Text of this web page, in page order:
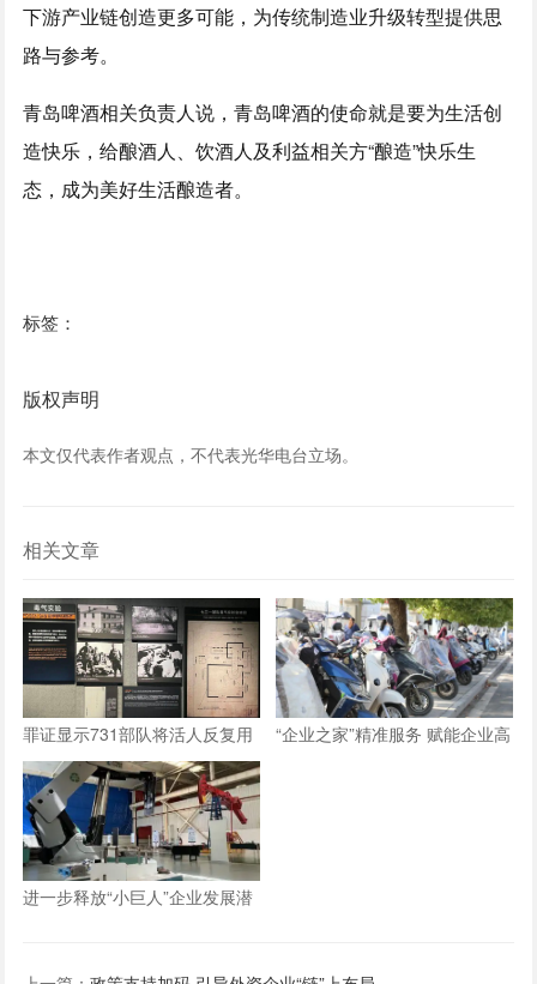
下游产业链创造更多可能，为传统制造业升级转型提供思
路与参考。
青岛啤酒相关负责人说，青岛啤酒的使命就是要为生活创
造快乐，给酿酒人、饮酒人及利益相关方“酿造”快乐生
态，成为美好生活酿造者。
标签：
版权声明
本文仅代表作者观点，不代表光华电台立场。
相关文章
罪证显示731部队将活人反复用
于毒剂实验直至死亡
“企业之家”精准服务 赋能企业高
进一步释放“小巨人”企业发展潜